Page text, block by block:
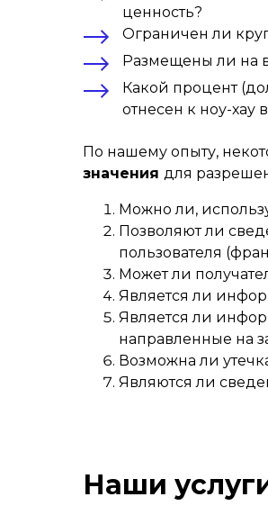
ценность?
Ограничен ли
Размещены ли на
Какой процент
отнесен к ноу-хау
По нашему опыту,
значения для
Можно ли,
Позволяют ли
пользователя
Может ли
Является ли
Является ли
направленные на
Возможна ли
Являются ли
Наши